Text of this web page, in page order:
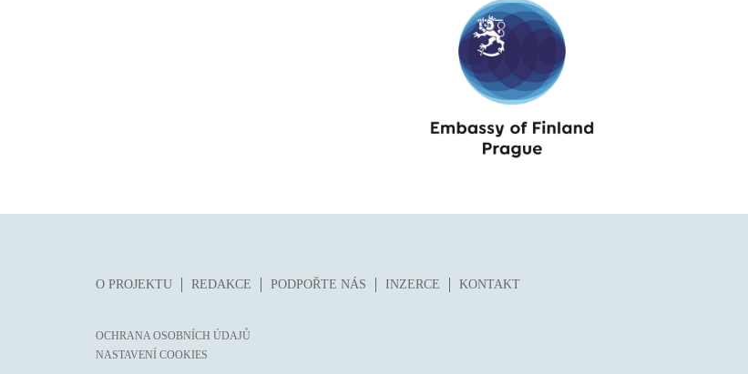
O PROJEKTU REDAKCE PODPOŘTE NÁS INZERCE KONTAKT
OCHRANA OSOBNÍCH ÚDAJŮ
NASTAVENÍ COOKIES